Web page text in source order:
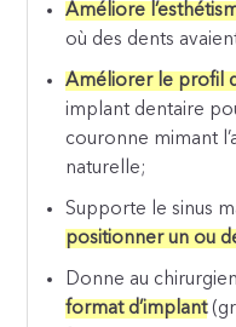
Améliore
où des dents
Améliorer le profil
implant dentaire
couronne mimant
naturelle;
Supporte le sinus
positionner un ou
Donne au
format d’implant